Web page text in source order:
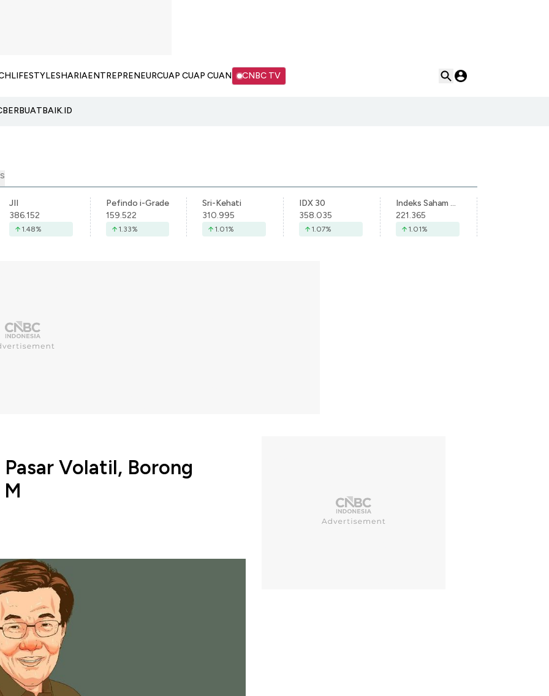
LIFESTYLESHARIAENTREPRENEURCUAP CUAP CUAN CNBC TV
BERBUATBAIK.ID
JII
386.152
1.48%
Pefindo i-Grade
159.522
1.33%
Sri-Kehati
310.995
1.01%
IDX 30
358.035
1.07%
Indeks Saham Syariah Indonesia
221.365
1.01%
Volatil, Borong